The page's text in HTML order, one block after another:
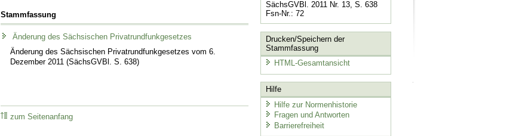
Stammfassung
Änderung des Sächsischen Privatrundfunkgesetzes
Änderung des Sächsischen Privatrundfunkgesetzes vom 6.
Dezember 2011 (SächsGVBl. S. 638)
zum Seitenanfang
SächsGVBl. 2011 Nr. 13, S. 638
Fsn-Nr.: 72
Drucken/Speichern der
Stammfassung
HTML-Gesamtansicht
Hilfe
Hilfe zur Normenhistorie
Fragen und Antworten
Barrierefreiheit